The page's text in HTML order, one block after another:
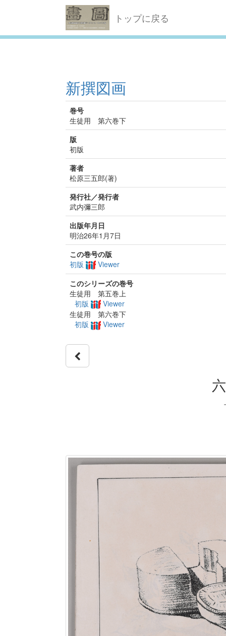
トップに戻る
新撰図画
巻号
生徒用 第六巻下
版
初版
著者
松原三五郎(著)
発行社／発行者
武内彌三郎
出版年月日
明治26年1月7日
この巻号の版
初版
Viewer
このシリーズの巻号
生徒用 第五巻上
初版
Viewer
生徒用 第六巻下
初版
Viewer